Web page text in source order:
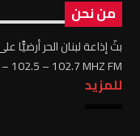
من نحن
بثّ إذاعة لبنان الحر أرضيًّا
102.5 – 102.7 MHZ FM
للمزيد